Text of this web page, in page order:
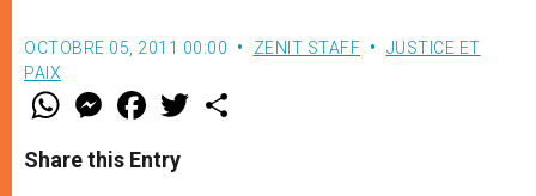
OCTOBRE 05, 2011 00:00 ZENIT STAFF
JUSTICE ET
PAIX
W
t
s
M
e
s
e
F
a
e
b
w
Share this Entry